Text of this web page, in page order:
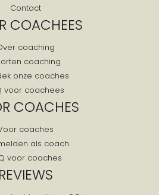
Contact
COACHEES
coaching
coaching
onze coaches
voor coachees
COACHES
coaches
als coach
voor coaches
REVIEWS